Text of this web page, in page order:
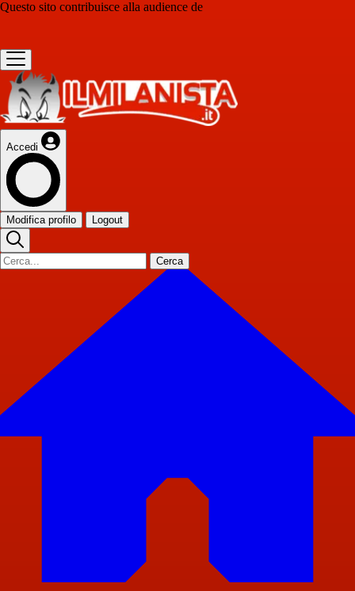
Questo sito contribuisce alla audience de
Accedi
Modifica profilo Logout
Cerca